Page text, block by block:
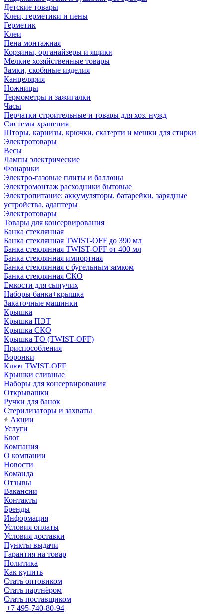
Детские товары
Клеи, герметики и пены
Герметик
Клеи
Пена монтажная
Корзины, органайзеры и ящики
Мелкие хозяйственные товары
Замки, скобяные изделия
Канцелярия
Ножницы
Термометры и зажигалки
Часы
Перчатки строительные и товары для хоз. нужд
Системы хранения
Шторы, карнизы, крючки, скатерти и мешки для стирки
Электротовары
Весы
Лампы электрические
Фонарики
Электро-газовые плиты и баллоны
Электромонтаж расходники бытовые
Электропитание: аккумуляторы, батарейки, зарядные
устройства, адаптеры
Электротовары
Товары для консервирования
Банка стеклянная
Банка стеклянная TWIST-OFF до 390 мл
Банка стеклянная TWIST-OFF от 400 мл
Банка стеклянная импортная
Банка стеклянная с бугельным замком
Банка стеклянная СКО
Емкости для сыпучих
Наборы банка+крышка
Закаточные машинки
Крышка
Крышка ПЭТ
Крышка СКО
Крышка ТО (TWIST-OFF)
Приспособления
Воронки
Ключ TWIST-OFF
Крышки сливные
Наборы для консервирования
Открывашки
Ручки для банок
Стерилизаторы и захваты
Акции
Услуги
Блог
Компания
О компании
Новости
Команда
Отзывы
Вакансии
Контакты
Бренды
Информация
Условия оплаты
Условия доставки
Пункты выдачи
Гарантия на товар
Политика
Как купить
Стать оптовиком
Стать партнёром
Стать поставщиком
+7 495-740-80-94